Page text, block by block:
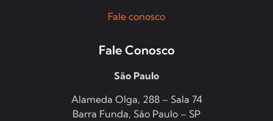
Fale conosco
Fale Conosco
São Paulo
Alameda Olga, 288 – Sala 74
Barra Funda, São Paulo – SP